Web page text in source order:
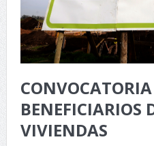
BENEFICIARIOS
VIVIENDAS